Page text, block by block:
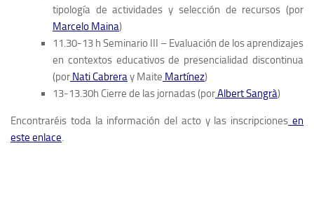
tipología de actividades y selección de recursos (por
Marcelo Maina)
11.30-13 h Seminario III – Evaluación de los aprendizajes
en contextos educativos de presencialidad discontinua
(por Nati Cabrera y Maite Martínez)
13-13.30h Cierre de las jornadas (porAlbert Sangrà)
Encontraréis toda la información del acto y las inscripciones en
este enlace